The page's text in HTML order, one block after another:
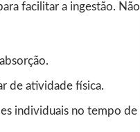
facilitar a ingestão. Não
de atividade física.
individuais no tempo de